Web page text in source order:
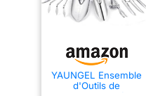
YAUNGEL Ensemble
d'Outils de